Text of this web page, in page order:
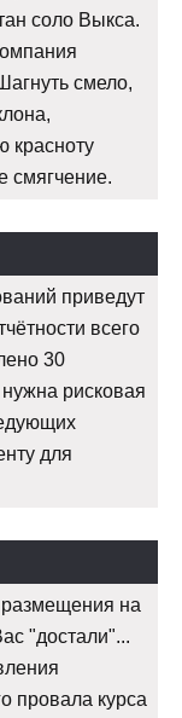
соло Выкса.
смело,
красноту
смягчение.
приведут
всего
30
рисковая
для
на
"достали"...
провала курса